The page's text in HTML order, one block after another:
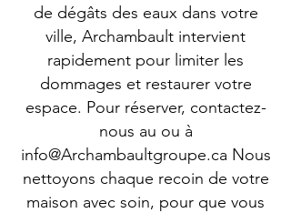
de dégâts des eaux dans votre
ville, Archambault intervient
rapidement pour limiter les
dommages et restaurer votre
espace. Pour réserver, contactez-
nous au ou à
info@Archambaultgroupe.ca Nous
nettoyons chaque recoin de votre
maison avec soin, pour que vous